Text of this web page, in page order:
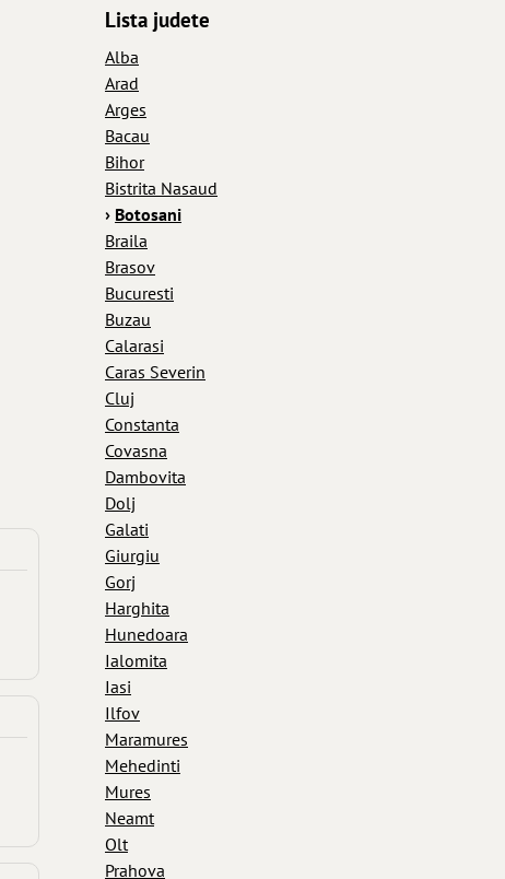
Lista judete
Alba
Arad
Arges
Bacau
Bihor
Bistrita Nasaud
› Botosani
Braila
Brasov
Bucuresti
Buzau
Calarasi
Caras Severin
Cluj
Constanta
Covasna
Dambovita
Dolj
Galati
Giurgiu
Gorj
Harghita
Hunedoara
Ialomita
Iasi
Ilfov
Maramures
Mehedinti
Mures
Neamt
Olt
Prahova